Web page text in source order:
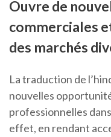
Ouvre de
commerciales
des marchés
La traduction de
nouvelles
professionnelles
effet, en rendant